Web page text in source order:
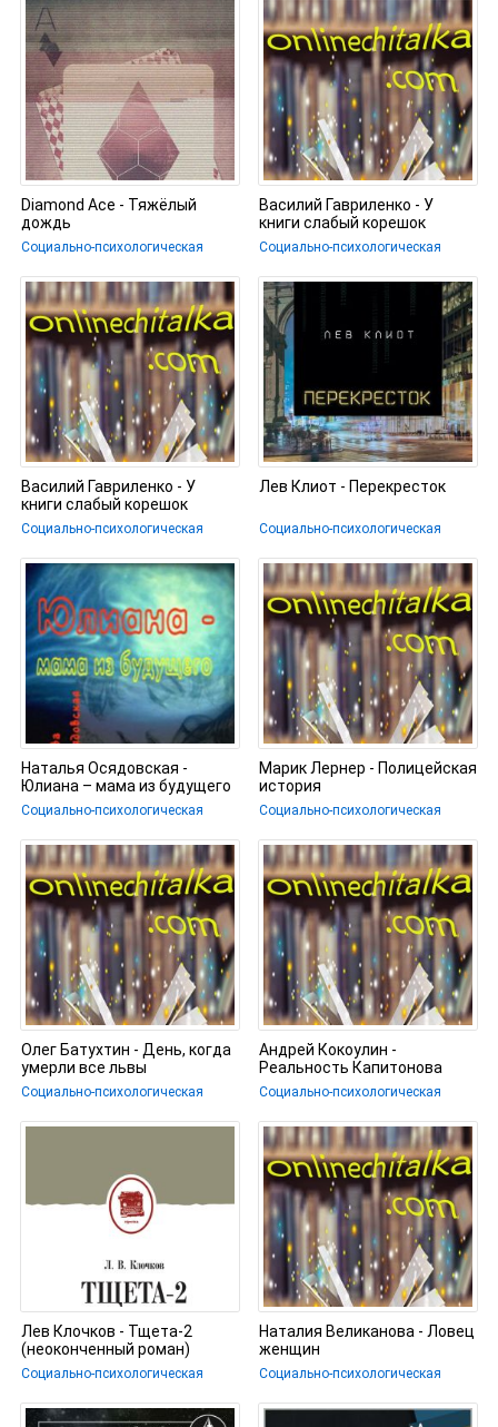
Diamond Ace - Тяжёлый
дождь
Социально-психологическая
Василий Гавриленко - У
книги слабый корешок
Социально-психологическая
Василий Гавриленко - У
книги слабый корешок
Социально-психологическая
Лев Клиот - Перекресток
Социально-психологическая
Наталья Осядовская -
Юлиана – мама из будущего
Социально-психологическая
Марик Лернер - Полицейская
история
Социально-психологическая
Олег Батухтин - День, когда
умерли все львы
Социально-психологическая
Андрей Кокоулин -
Реальность Капитонова
Социально-психологическая
Лев Клочков - Тщета-2
(неоконченный роман)
Социально-психологическая
Наталия Великанова - Ловец
женщин
Социально-психологическая